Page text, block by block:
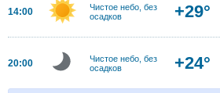
14:00
Чистое небо, без
осадков
+29°
20:00
Чистое небо, без
осадков
+24°